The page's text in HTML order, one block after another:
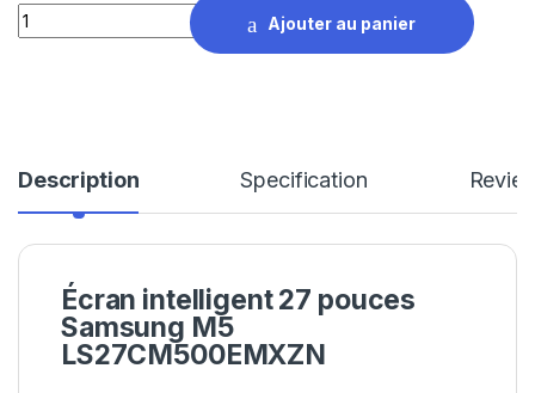
Écran intelligent 27 pouces Samsung M5
Ajouter au panier
Description Specification
Écran intelligent 27 pouces
Samsung M5
LS27CM500EMXZN